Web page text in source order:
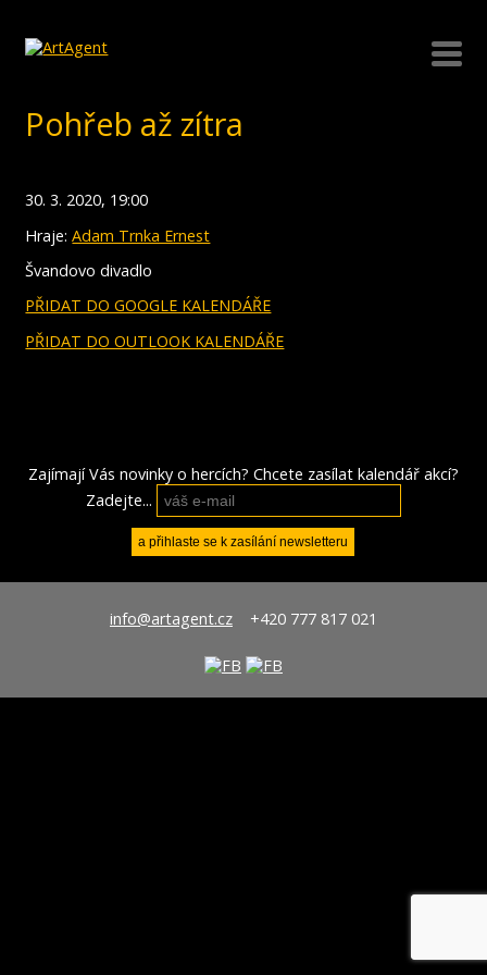
Pohřeb až zítra
30. 3. 2020, 19:00
Hraje:Adam Trnka Ernest
Švandovo divadlo
PŘIDAT DO GOOGLE KALENDÁŘE
PŘIDAT DO OUTLOOK KALENDÁŘE
Zajímají Vás novinky o hercích? Chcete zasílat kalendář akcí?
Zadejte...
info@artagent.cz+420 777 817 021